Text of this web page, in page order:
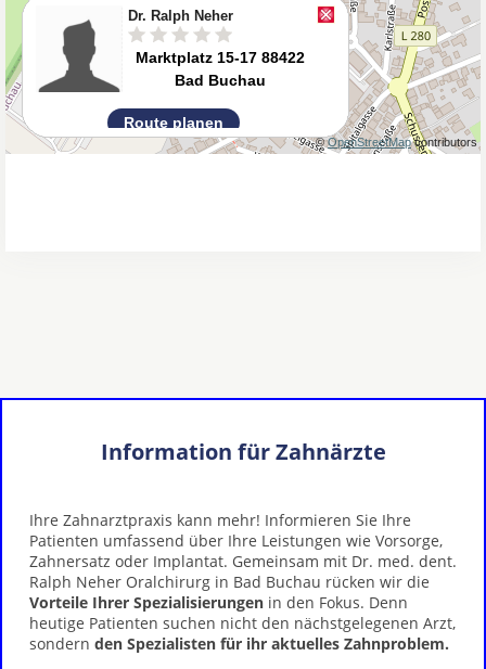
Information für Zahnärzte
Ihre Zahnarztpraxis kann mehr! Informieren Sie Ihre
Patienten umfassend über Ihre Leistungen wie Vorsorge,
Zahnersatz oder Implantat. Gemeinsam mit Dr. med. dent.
Ralph Neher Oralchirurg in Bad Buchau rücken wir die
Vorteile Ihrer Spezialisierungen in den Fokus. Denn
heutige Patienten suchen nicht den nächstgelegenen Arzt,
sondern den Spezialisten für ihr aktuelles Zahnproblem.